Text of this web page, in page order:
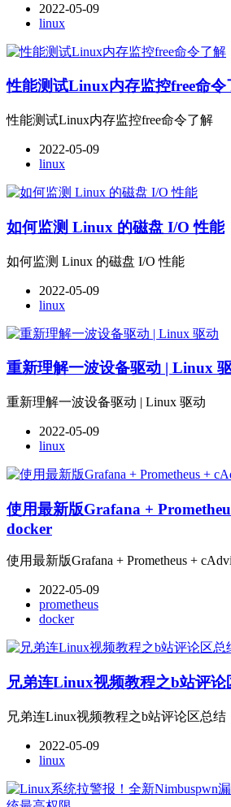
2022-05-09
linux
性能测试Linux内存监控free命令
性能测试Linux内存监控free命令了解
2022-05-09
linux
如何监测 Linux 的磁盘 I/O 性能
如何监测 Linux 的磁盘 I/O 性能
2022-05-09
linux
重新理解一波设备驱动 | Linux
重新理解一波设备驱动 | Linux 驱动
2022-05-09
linux
使用最新版Grafana +
docker
使用最新版Grafana + Prometheus +
2022-05-09
prometheus
docker
兄弟连Linux视频教程之b站评论
兄弟连Linux视频教程之b站评论区总结
2022-05-09
linux